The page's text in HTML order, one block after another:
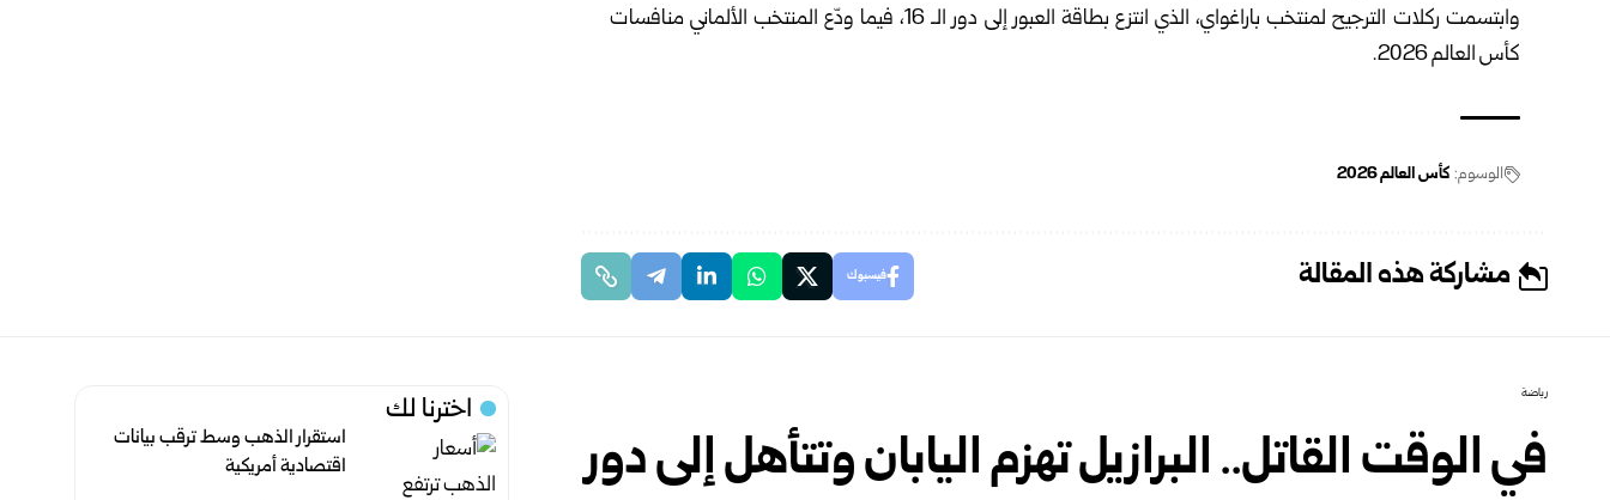
وابتسمت ركلات الترجيح لمنتخب باراغواي، الذي انتزع بطاقة العبور إلى دور الـ 16، فيما ودّع ‏المنتخب الألماني منافسات
كأس العالم 2026.‏
الوسوم: كأس العالم 2026
مشاركة هذه المقالة فيسبوك
رياضة
في الوقت القاتل.. البرازيل تهزم اليابان وتتأهل إلى دور
اخترنا لك
استقرار الذهب وسط ترقب بيانات
اقتصادية أمريكية